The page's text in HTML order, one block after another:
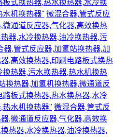
式换热器,热水换热器,水冷换
水机换热器" 微混合器,管式反应
通道反应器,气化器,高效换热
器,水冷换热器,油冷换热器,污
器,管式反应器,加氢站换热器,加
,高效换热器,印刷电路板式换热
热器,污水换热器,热水机换热
换热器,加氢机换热器,微通道反
板式换热器,热水换热器,水冷
热水机换热器" 微混合器,管式反
,微通道反应器,气化器,高效换
热器,水冷换热器,油冷换热器,